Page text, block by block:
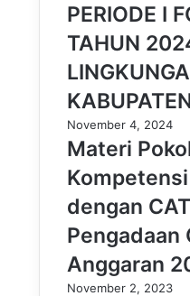
PERIODE I
TAHUN
November 4, 2024
Materi
dengan
Pengadaan
Anggaran
November 2, 2023